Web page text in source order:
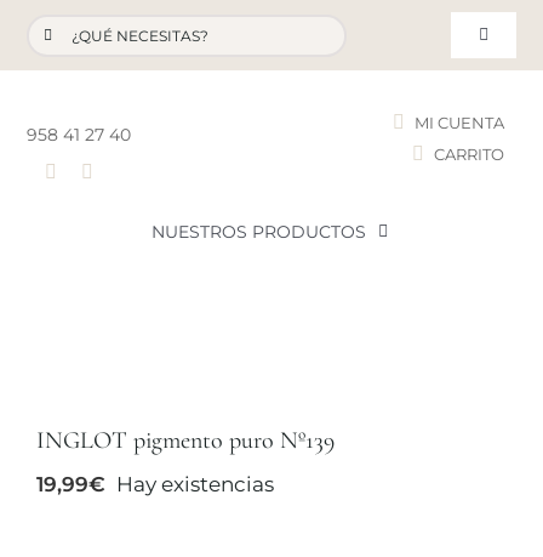
contenido
Buscar:
Toggle
958 41 27 40
MI CUENTA
CARRITO
NUESTROS PRODUCTOS
LOTES PROMOCIONALES
INGLOT pigmento puro Nº139
19,99€ Hay existencias